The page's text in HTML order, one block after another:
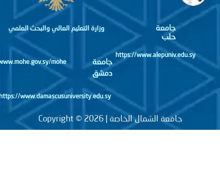
جامعة
https://www.alepuniv.edu.sy
جامعة
دمشق
وزارة التعليم العالي والبحث العلمي
http://www.mohe.gov.sy/mohe
جامعة الشمال الخاصة | Copyright © 2026